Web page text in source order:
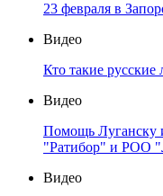
23 февраля в
Видео
Кто такие
Видео
Помощь Луганску
"Ратибор" и РОО
Видео